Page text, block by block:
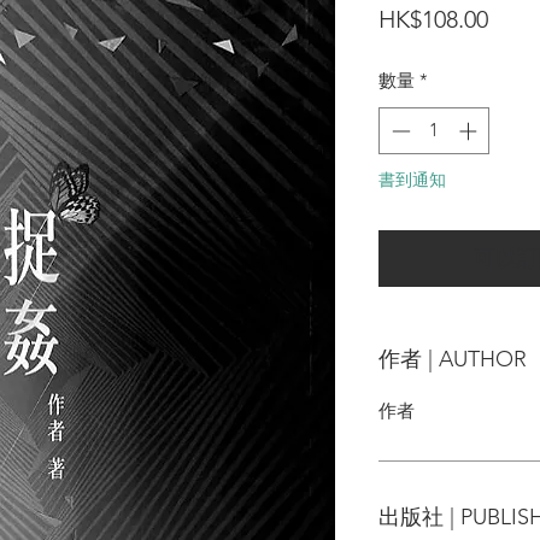
HK$108.00價
數量 *
書到通知
作者 | AUTHOR
作者
出版社 |